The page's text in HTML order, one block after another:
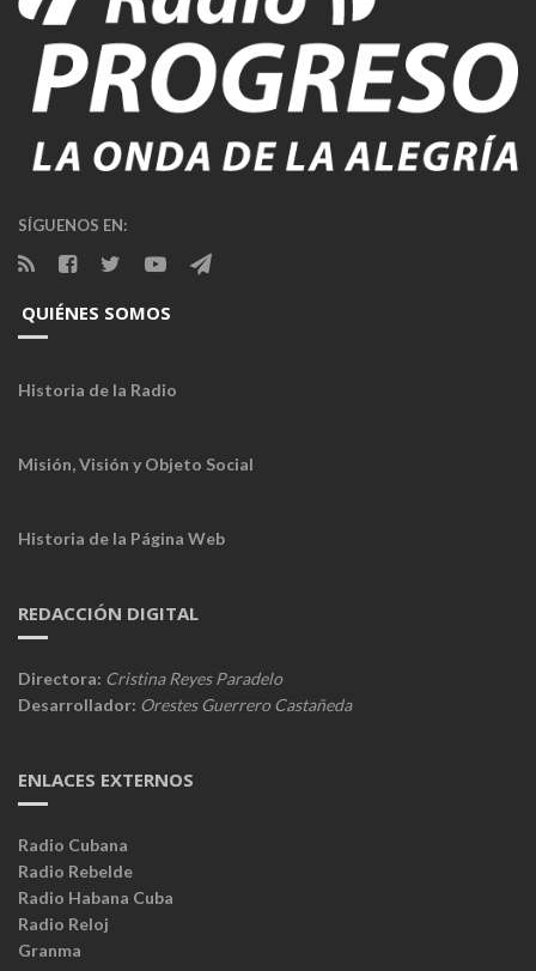
SÍGUENOS EN:
QUIÉNES SOMOS
Historia de la Radio
Misión, Visión y Objeto Social
Historia de la Página Web
REDACCIÓN DIGITAL
Directora: Cristina Reyes Paradelo
Desarrollador: Orestes Guerrero Castañeda
ENLACES EXTERNOS
Radio Cubana
Radio Rebelde
Radio Habana Cuba
Radio Reloj
Granma